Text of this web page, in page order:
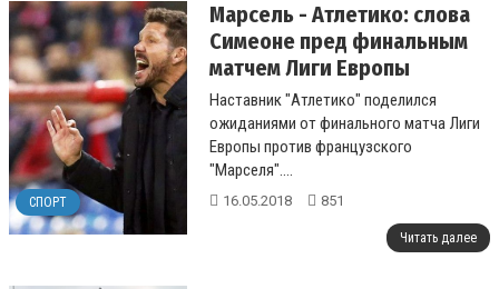
СПОРТ
Марсель - Атлетико: слова
Симеоне пред финальным
матчем Лиги Европы
Наставник "Атлетико" поделился
ожиданиями от финального матча Лиги
Европы против французского
"Марселя"....
16.05.2018 851
Читать далее